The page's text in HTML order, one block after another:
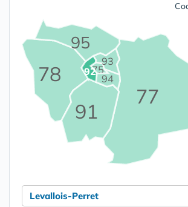
75
77
78
91
92
93
94
95
Levallois-Perret